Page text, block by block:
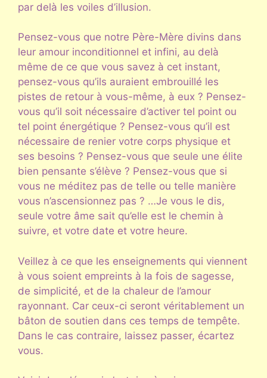
par delà les voiles d’illusion.
Pensez-vous que notre Père-Mère divins dans
leur amour inconditionnel et infini, au delà
même de ce que vous savez à cet instant,
pensez-vous qu’ils auraient embrouillé les
pistes de retour à vous-même, à eux ? Pensez-
vous qu’il soit nécessaire d’activer tel point ou
tel point énergétique ? Pensez-vous qu’il est
nécessaire de renier votre corps physique et
ses besoins ? Pensez-vous que seule une élite
bien pensante s’élève ? Pensez-vous que si
vous ne méditez pas de telle ou telle manière
vous n’ascensionnez pas ? …Je vous le dis,
seule votre âme sait qu’elle est le chemin à
suivre, et votre date et votre heure.
Veillez à ce que les enseignements qui viennent
à vous soient empreints à la fois de sagesse,
de simplicité, et de la chaleur de l’amour
rayonnant. Car ceux-ci seront véritablement un
bâton de soutien dans ces temps de tempête.
Dans le cas contraire, laissez passer, écartez
vous.